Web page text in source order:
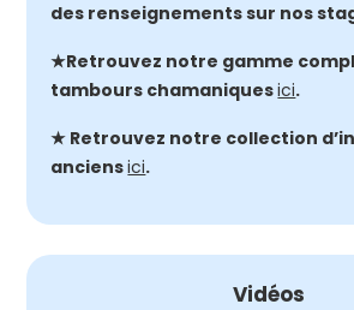
des renseignements sur nos
★Retrouvez notre gamme
tambours chamaniquesici.
★ Retrouvez notre collection
anciensici.
Vidéos